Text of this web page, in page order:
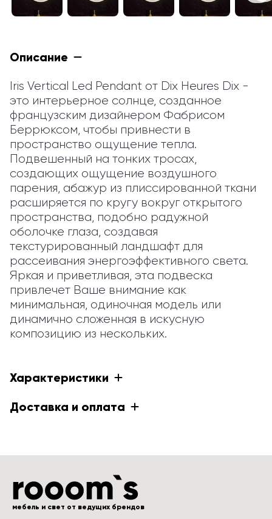
Описание
Iris Vertical Led Pendant от Dix Heures Dix -
это интерьерное солнце, созданное
французским дизайнером Фабрисом
Беррюксом, чтобы привнести в
пространство ощущение тепла.
Подвешенный на тонких тросах,
создающих ощущение воздушного
парения, абажур из плиссированной ткани
расширяется по кругу вокруг открытого
пространства, подобно радужной
оболочке глаза, создавая
текстурированный ландшафт для
рассеивания энергоэффективного света.
Яркая и приветливая, эта подвеска
привлечет Ваше внимание как
минимальная, одиночная модель или
динамично сложенная в искусную
композицию из нескольких.
Характеристики
Доставка и оплата
мебель и свет от ведущих брендов